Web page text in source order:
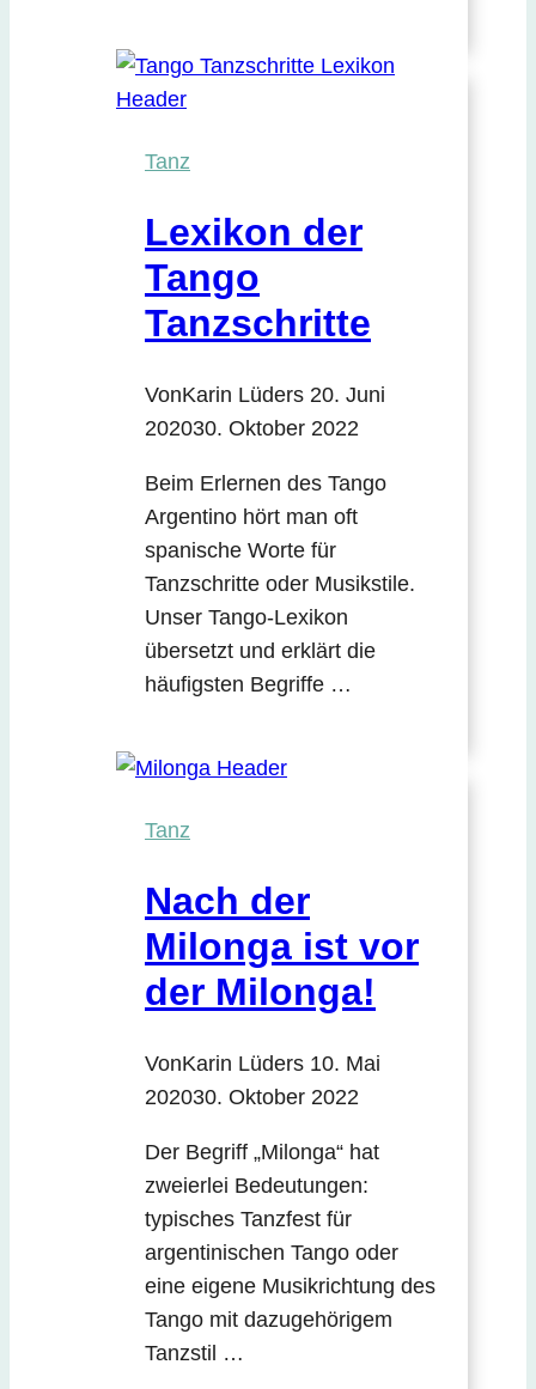
Tanz
Lexikon der
Tango
Tanzschritte
VonKarin Lüders 20. Juni
202030. Oktober 2022
Beim Erlernen des Tango
Argentino hört man oft
spanische Worte für
Tanzschritte oder Musikstile.
Unser Tango-Lexikon
übersetzt und erklärt die
häufigsten Begriffe …
Tanz
Nach der
Milonga ist vor
der Milonga!
VonKarin Lüders 10. Mai
202030. Oktober 2022
Der Begriff „Milonga“ hat
zweierlei Bedeutungen:
typisches Tanzfest für
argentinischen Tango oder
eine eigene Musikrichtung des
Tango mit dazugehörigem
Tanzstil …